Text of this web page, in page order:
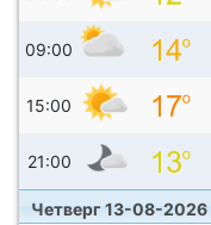
09:00
15:00
21:00
Четверг 13-08-2026